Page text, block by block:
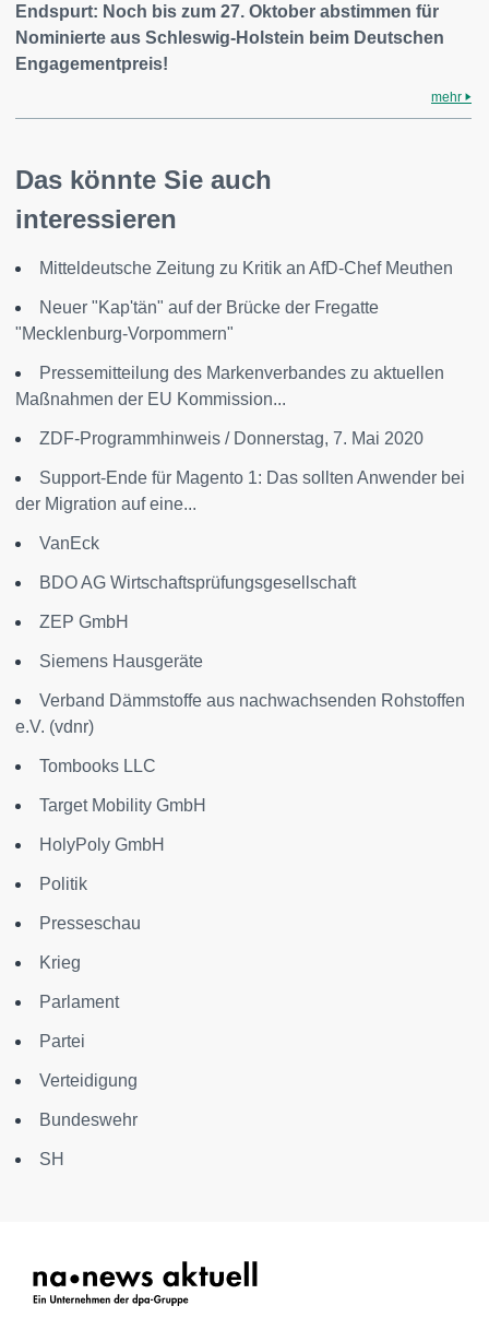
Endspurt: Noch bis zum 27. Oktober abstimmen für
Nominierte aus Schleswig-Holstein beim Deutschen
Engagementpreis!
mehr
Das könnte Sie auch
interessieren
Mitteldeutsche Zeitung zu Kritik an AfD-Chef Meuthen
Neuer "Kap'tän" auf der Brücke der Fregatte
"Mecklenburg-Vorpommern"
Pressemitteilung des Markenverbandes zu aktuellen
Maßnahmen der EU Kommission...
ZDF-Programmhinweis / Donnerstag, 7. Mai 2020
Support-Ende für Magento 1: Das sollten Anwender bei
der Migration auf eine...
VanEck
BDO AG Wirtschaftsprüfungsgesellschaft
ZEP GmbH
Siemens Hausgeräte
Verband Dämmstoffe aus nachwachsenden Rohstoffen
e.V. (vdnr)
Tombooks LLC
Target Mobility GmbH
HolyPoly GmbH
Politik
Presseschau
Krieg
Parlament
Partei
Verteidigung
Bundeswehr
SH